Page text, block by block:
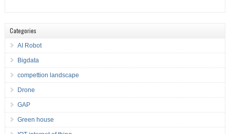
Categories
AI Robot
Bigdata
compettion landscape
Drone
GAP
Green house